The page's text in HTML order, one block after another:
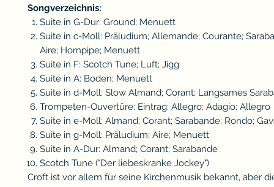
Songverzeichnis:
Suite in G-Dur: Ground; Menuett
Suite in c-Moll: Präludium; Allemande; Courante;
Aire; Hornpipe; Menuett
Suite in F: Scotch Tune; Luft; Jigg
Suite in A: Boden; Menuett
Suite in d-Moll: Slow Almand; Corant; Langsames
Trompeten-Ouvertüre: Eintrag; Allegro; Adagio; Allegro
Suite in e-Moll: Almand; Corant; Sarabande; Rondo;
Suite in g-Moll: Präludium; Aire; Menuett
Suite in A-Dur: Almand; Corant; Sarabande
Scotch Tune ("Der liebeskranke Jockey")
Croft ist vor allem für seine Kirchenmusik bekannt, aber